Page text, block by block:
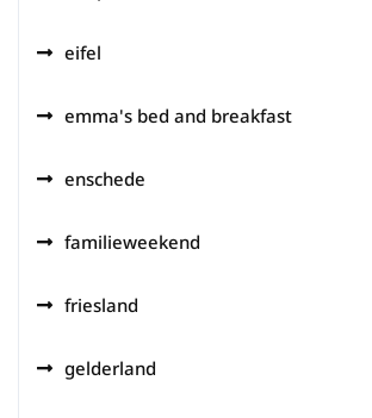
eifel
emma's bed and breakfast
enschede
familieweekend
friesland
gelderland